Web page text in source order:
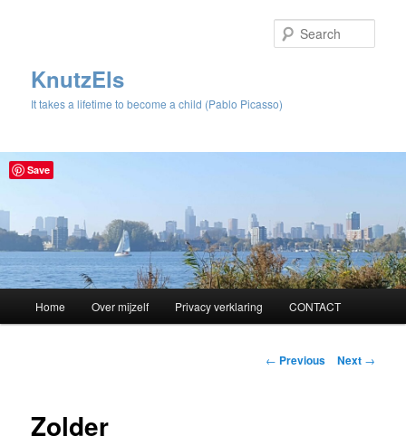
KnutzEls
It takes a lifetime to become a child (Pablo Picasso)
Skip
content
Home Over mijzelf Privacy verklaring CONTACT
Post
← Previous Next →
Zolder
Save